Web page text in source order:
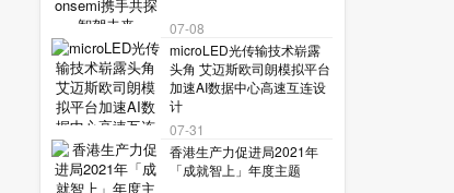
07-08
microLED光传输技术崭露
头角 艾迈斯欧司朗模拟平台
加速AI数据中心高速互连设
计
07-31
香港生产力促进局2021年
「成就智上」年度主题